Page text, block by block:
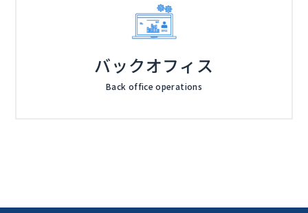
バックオフィス
Back office operations